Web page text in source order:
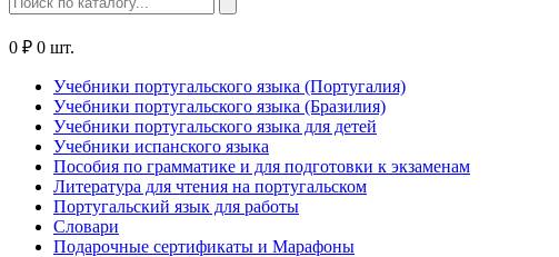
0 ₽ 0 шт.
Учебники португальского языка (Португалия)
Учебники португальского языка (Бразилия)
Учебники португальского языка для детей
Учебники испанского языка
Пособия по грамматике и для подготовки к экзаменам
Литература для чтения на португальском
Португальский язык для работы
Словари
Подарочные сертификаты и Марафоны